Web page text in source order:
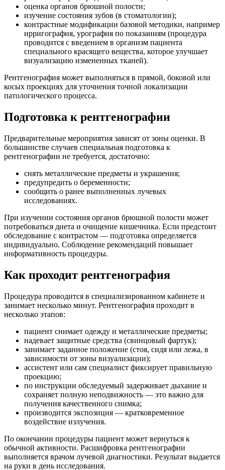
оценка органов брюшной полости;
изучение состояния зубов (в стоматологии);
контрастные модификации базовой методики, например
ирригография, урография по показаниям (процедура
проводится с введением в организм пациента
специального красящего вещества, которое улучшает
визуализацию измененных тканей).
Рентгенография может выполняться в прямой, боковой или
косых проекциях для уточнения точной локализации
патологического процесса.
Подготовка к рентгенографии
Предварительные мероприятия зависят от зоны оценки. В
большинстве случаев специальная подготовка к
рентгенографии не требуется, достаточно:
снять металлические предметы и украшения;
предупредить о беременности;
сообщить о ранее выполненных лучевых
исследованиях.
При изучении состояния органов брюшной полости может
потребоваться диета и очищение кишечника. Если предстоит
обследование с контрастом — подготовка определяется
индивидуально. Соблюдение рекомендаций повышает
информативность процедуры.
Как проходит рентгенография
Процедура проводится в специализированном кабинете и
занимает несколько минут. Рентгенография проходит в
несколько этапов:
пациент снимает одежду и металлические предметы;
надевает защитные средства (свинцовый фартук);
занимает заданное положение (стоя, сидя или лежа, в
зависимости от зоны визуализации);
ассистент или сам специалист фиксирует правильную
проекцию;
по инструкции обследуемый задерживает дыхание и
сохраняет полную неподвижность — это важно для
получения качественного снимка;
производится экспозиция — кратковременное
воздействие излучения.
По окончании процедуры пациент может вернуться к
обычной активности. Расшифровка рентгенографии
выполняется врачом лучевой диагностики. Результат выдается
на руки в день исследования.